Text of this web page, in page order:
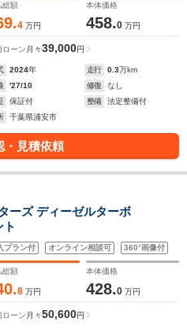
総額
4 万円
本体価格
458.0 万円
ローン 月々39,000円
2024年 走行 0.3万km
'27/10 修復
なし
保証付 整備
法定整備付
千葉県浦安市
・見積依頼
ーズ ディーゼルターボ
プラン付 オンライン相談可 360°画像付
総額
8 万円
本体価格
428.0 万円
ローン 月々50,600円